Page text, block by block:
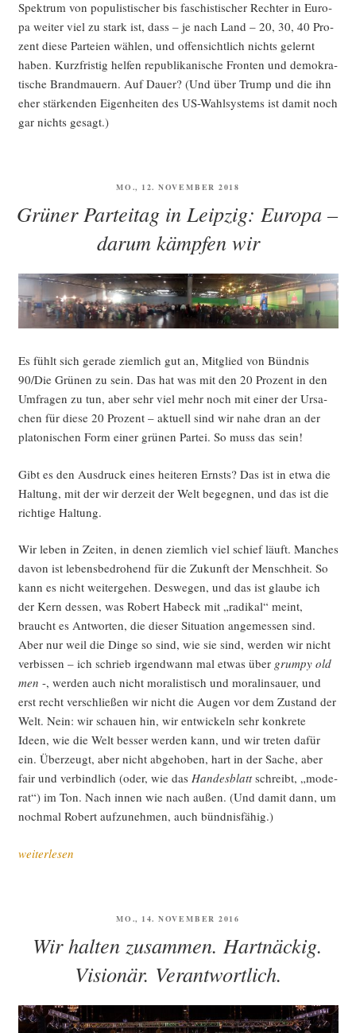
Spek­trum von popu­lis­ti­scher bis faschis­ti­scher Rech­ter in Euro­
pa wei­ter viel zu stark ist, dass – je nach Land – 20, 30, 40 Pro­
zent die­se Par­tei­en wäh­len, und offen­sicht­lich nichts gelernt
haben. Kurz­fris­tig hel­fen repu­bli­ka­ni­sche Fron­ten und demo­kra­
ti­sche Brand­mau­ern. Auf Dau­er? (Und über Trump und die ihn
eher stär­ken­den Eigen­hei­ten des US-Wahl­sys­tems ist damit noch
gar nichts gesagt.)
VERÖFFENTLICHT
MO., 12. NOVEMBER 2018
Grüner Parteitag in Leipzig: Europa –
darum kämpfen wir
Es fühlt sich gera­de ziem­lich gut an, Mit­glied von Bünd­nis
90/Die Grü­nen zu sein. Das hat was mit den 20 Pro­zent in den
Umfra­gen zu tun, aber sehr viel mehr noch mit einer der Ursa­
chen für die­se 20 Pro­zent – aktu­ell sind wir nahe dran an der
pla­to­ni­schen Form einer grü­nen Par­tei. So muss das sein!
Gibt es den Aus­druck eines hei­te­ren Ernsts? Das ist in etwa die
Hal­tung, mit der wir der­zeit der Welt begeg­nen, und das ist die
rich­ti­ge Haltung.
Wir leben in Zei­ten, in denen ziem­lich viel schief läuft. Man­ches
davon ist lebens­be­dro­hend für die Zukunft der Mensch­heit. So
kann es nicht wei­ter­ge­hen. Des­we­gen, und das ist glau­be ich
der Kern des­sen, was Robert Habeck mit „radi­kal“ meint,
braucht es Ant­wor­ten, die die­ser Situa­ti­on ange­mes­sen sind.
Aber nur weil die Din­ge so sind, wie sie sind, wer­den wir nicht
ver­bis­sen – ich schrieb irgend­wann mal etwas über grum­py old
men -, wer­den auch nicht mora­lis­tisch und mora­lin­sauer, und
erst recht ver­schlie­ßen wir nicht die Augen vor dem Zustand der
Welt. Nein: wir schau­en hin, wir ent­wi­ckeln sehr kon­kre­te
Ideen, wie die Welt bes­ser wer­den kann, und wir tre­ten dafür
ein. Über­zeugt, aber nicht abge­ho­ben, hart in der Sache, aber
fair und ver­bind­lich (oder, wie das Han­des­blattschreibt, „mode­
rat“) im Ton. Nach innen wie nach außen. (Und damit dann, um
noch­mal Robert auf­zu­neh­men, auch bündnisfähig.)
„Grü­
Euro­
pa
weiterlesen
VERÖFFENTLICHT
MO., 14. NOVEMBER 2016
Wir halten zusammen. Hartnäckig.
Visionär. Verantwortlich.